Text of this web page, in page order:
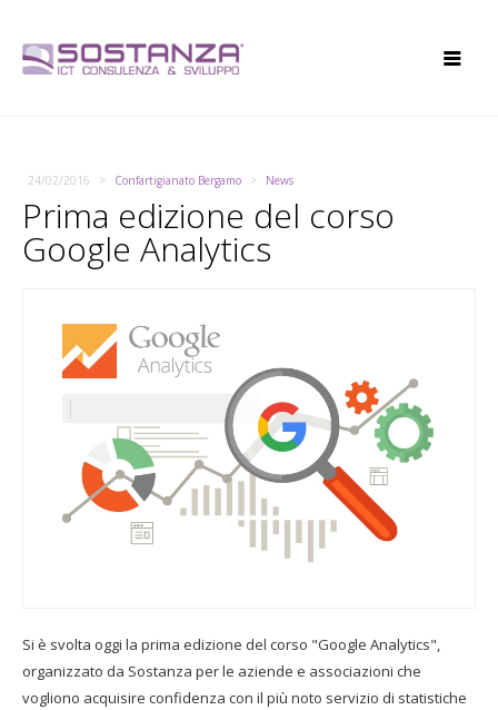
24/02/2016 Confartigianato Bergamo News
Prima edizione del corso
Google Analytics
Si è svolta oggi la prima edizione del corso "Google Analytics",
organizzato da Sostanza per le aziende e associazioni che
vogliono acquisire confidenza con il più noto servizio di statistiche